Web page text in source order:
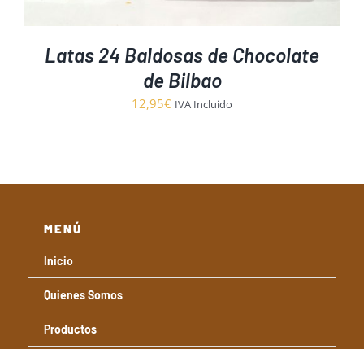
Latas 24 Baldosas de Chocolate
de Bilbao
12,95€ IVA Incluido
MENÚ
Inicio
Quienes Somos
Productos